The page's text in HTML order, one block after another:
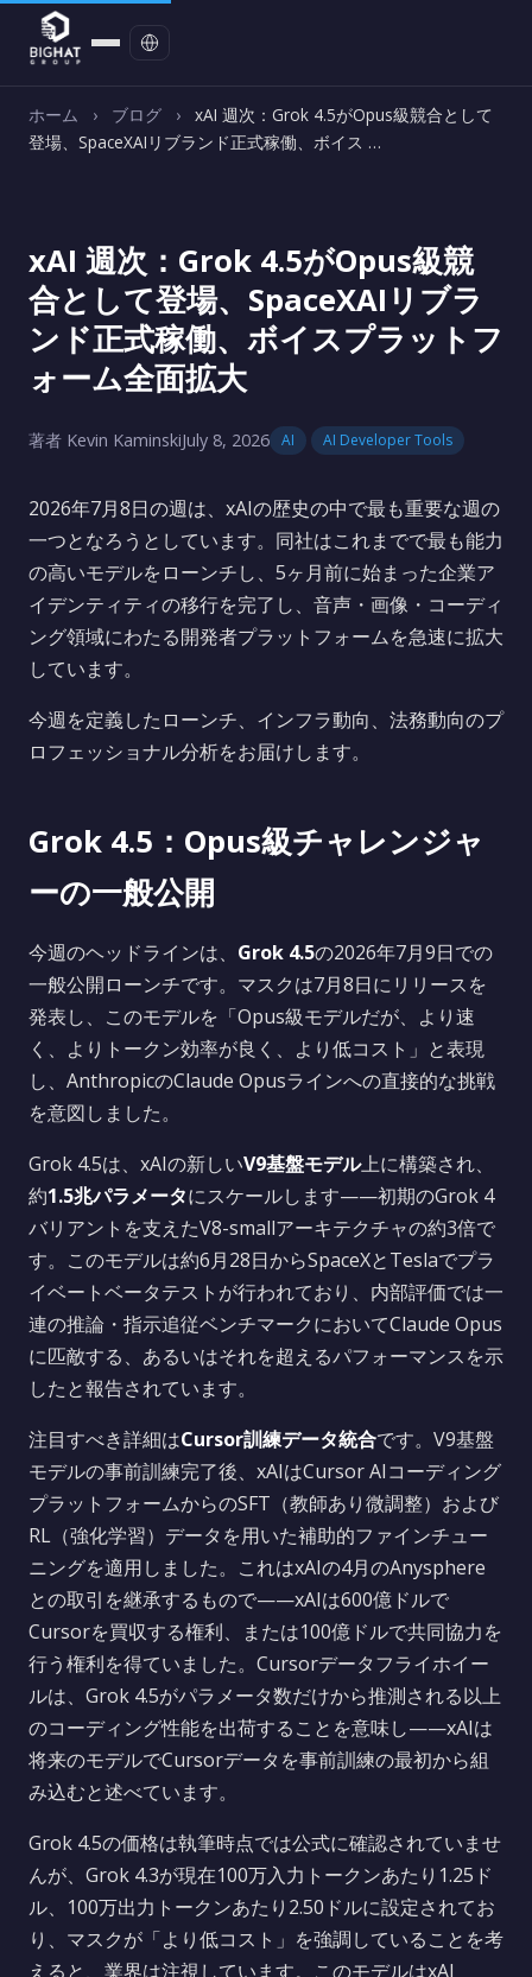
ホーム › ブログ ›
xAI 週次：Grok 4.5がOpus級競合として
登場、SpaceXAIリブランド正式稼働、ボイス …
xAI 週次：Grok 4.5がOpus級競
合として登場、SpaceXAIリブラ
ンド正式稼働、ボイスプラットフ
ォーム全面拡大
著者 Kevin KaminskiJuly 8, 2026 AI AI Developer Tools
2026年7月8日の週は、xAIの歴史の中で最も重要な週の
一つとなろうとしています。同社はこれまでで最も能力
の高いモデルをローンチし、5ヶ月前に始まった企業ア
イデンティティの移行を完了し、音声・画像・コーディ
ング領域にわたる開発者プラットフォームを急速に拡大
しています。
今週を定義したローンチ、インフラ動向、法務動向のプ
ロフェッショナル分析をお届けします。
Grok 4.5：Opus級チャレンジャ
ーの一般公開
今週のヘッドラインは、 Grok 4.5の2026年7月9日での
一般公開ローンチです。マスクは7月8日にリリースを
発表し、このモデルを「Opus級モデルだが、より速
く、よりトークン効率が良く、より低コスト」と表現
し、AnthropicのClaude Opusラインへの直接的な挑戦
を意図しました。
Grok 4.5は、xAIの新しいV9基盤モデル上に構築され、
約1.5兆パラメータにスケールします——初期のGrok 4
バリアントを支えたV8-smallアーキテクチャの約3倍で
す。このモデルは約6月28日からSpaceXとTeslaでプラ
イベートベータテストが行われており、内部評価では一
連の推論・指示追従ベンチマークにおいてClaude Opus
に匹敵する、あるいはそれを超えるパフォーマンスを示
したと報告されています。
注目すべき詳細はCursor訓練データ統合です。V9基盤
モデルの事前訓練完了後、xAIはCursor AIコーディング
プラットフォームからのSFT（教師あり微調整）および
RL（強化学習）データを用いた補助的ファインチュー
ニングを適用しました。これはxAIの4月のAnysphere
との取引を継承するもので——xAIは600億ドルで
Cursorを買収する権利、または100億ドルで共同協力を
行う権利を得ていました。Cursorデータフライホイー
ルは、Grok 4.5がパラメータ数だけから推測される以上
のコーディング性能を出荷することを意味し——xAIは
将来のモデルでCursorデータを事前訓練の最初から組
み込むと述べています。
Grok 4.5の価格は執筆時点では公式に確認されていませ
んが、Grok 4.3が現在100万入力トークンあたり1.25ド
ル、100万出力トークンあたり2.50ドルに設定されてお
り、マスクが「より低コスト」を強調していることを考
えると、業界は注視しています。このモデルはxAI